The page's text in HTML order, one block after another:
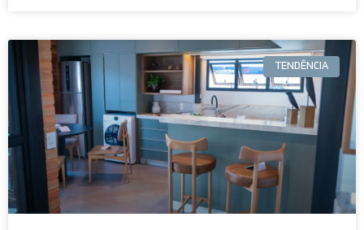
TENDÊNCIA